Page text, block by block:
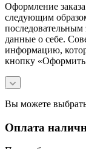
Оформление
следующим
последовательным
данные о себе.
информацию,
кнопку «Оформить
Вы можете
Оплата